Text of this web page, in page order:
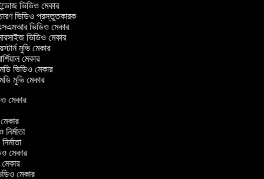
ভিডিও মেকার
ভিডিও প্রস্তুতকারক
ভিডিও মেকার
ভিডিও মেকার
মুভি মেকার
মেকার
ভিডিও মেকার
মুভি মেকার
মেকার
নির্মাতা
মেকার
মেকার
মেকার